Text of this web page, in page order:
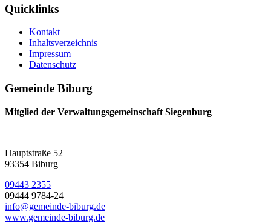
Quicklinks
Kontakt
Inhaltsverzeichnis
Impressum
Datenschutz
Gemeinde Biburg
Mitglied der Verwaltungsgemeinschaft Siegenburg
Hauptstraße 52
93354 Biburg
09443 2355
09444 9784-24
info@gemeinde-biburg.de
www.gemeinde-biburg.de